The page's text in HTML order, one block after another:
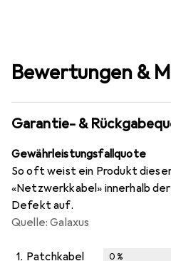
Bewertungen &
Garantie- &
Gewährleistungsfallquote
So oft weist ein Produkt
«Netzwerkkabel» innerhalb
Defekt auf.
Quelle: Galaxus
1. Patchkabel 0%